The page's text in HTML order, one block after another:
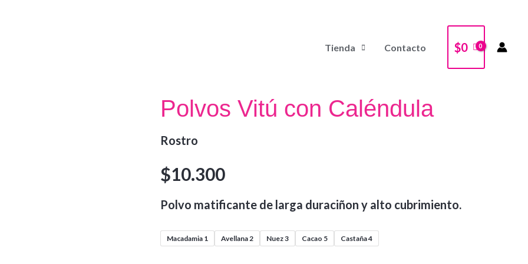
Tienda Contacto $0
Polvos Vitú con Caléndula
Rostro
$10.300
Polvo matificante de larga duraciñon y alto cubrimiento.
Macadamia 1 Avellana 2 Nuez 3 Cacao 5 Castaña 4